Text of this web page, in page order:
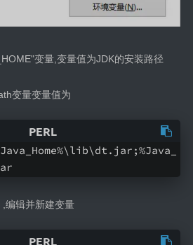
变量,变量值为JDK的安装路径
变量变量值为
编辑并新建变量